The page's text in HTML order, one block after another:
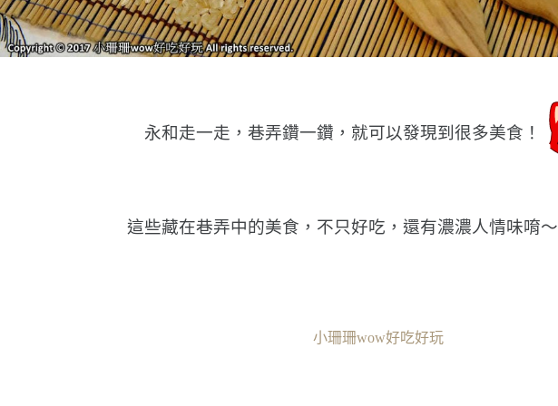
永和走一走，巷弄鑽一鑽，就可以發現到很多美食！
這些藏在巷弄中的美食，不只好吃，還有濃濃人情味唷〜
小珊珊wow好吃好玩